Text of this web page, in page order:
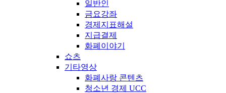
일반인
금요강좌
경제지표해설
지급결제
화폐이야기
쇼츠
기타영상
화폐사랑 콘텐츠
청소년 경제 UCC